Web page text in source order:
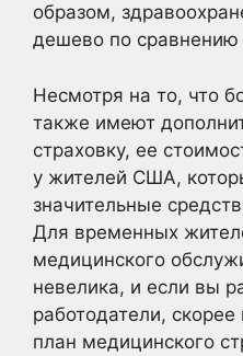
образом,
дешево по
Несмотря на то, что
также имеют
страховку, ее
у жителей США,
значительные
Для временных
медицинского
невелика, и если вы
работодатели, скорее
план медицинского